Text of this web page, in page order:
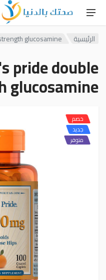
الرئيسية glucosamine
pride double
glucosamine
خصم
جديد
متوفر